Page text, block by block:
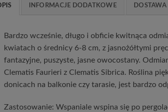
INFORMACJE DODATKOWE DOSTAWA
Bardzo wcześnie, długo i obficie kwitnąca
kwiatach o średnicy 6-8 cm, z jasnożółtymi
fantazyjne, puszyste, jasne owocostany.
Clematis Faurieri z Clematis Sibrica. Roślina
donicach na balkonie czy tarasie, jest bardzo
Zastosowanie: Wspaniale wspina się po